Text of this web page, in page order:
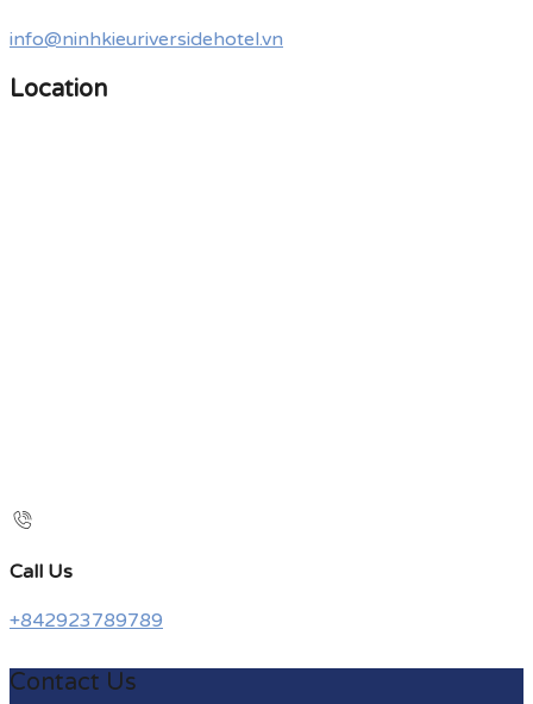
info@ninhkieuriversidehotel.vn
Location
Call Us
+842923789789
Contact Us